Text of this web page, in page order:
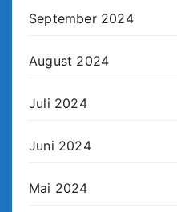
September 2024
August 2024
Juli 2024
Juni 2024
Mai 2024